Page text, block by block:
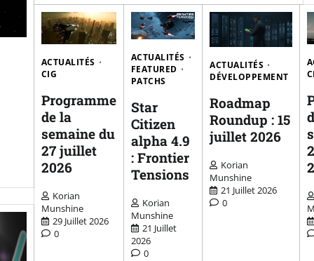
ACTUALITÉS
CIG
Programme
de la
semaine du
27 juillet
2026
Korian
Munshine
29 Juillet 2026
0
ACTUALITÉS
FEATURED
PATCHS
Star
Citizen
alpha 4.9
: Frontier
Tensions
Korian
Munshine
21 Juillet
2026
0
ACTUALITÉS
DÉVELOPPEMENT
Roadmap
Roundup : 15
juillet 2026
Korian
Munshine
21 Juillet 2026
0